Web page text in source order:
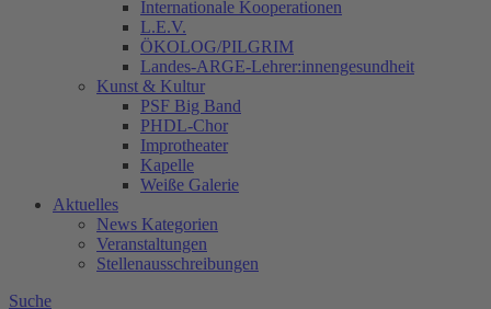
Internationale Kooperationen
L.E.V.
ÖKOLOG/PILGRIM
Landes-ARGE-Lehrer:innengesundheit
Kunst & Kultur
PSF Big Band
PHDL-Chor
Improtheater
Kapelle
Weiße Galerie
Aktuelles
News Kategorien
Veranstaltungen
Stellenausschreibungen
Suche